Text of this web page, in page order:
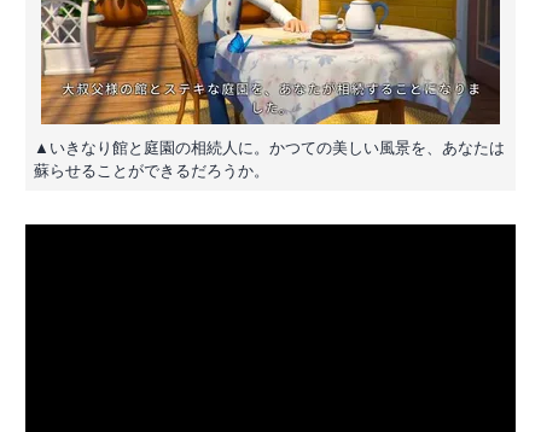
▲いきなり館と庭園の相続人に。かつての美しい風景を、あなたは
蘇らせることができるだろうか。